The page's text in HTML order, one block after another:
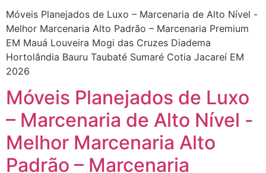
Móveis Planejados de Luxo – Marcenaria de Alto Nível -
Melhor Marcenaria Alto Padrão – Marcenaria Premium
EM Mauá Louveira Mogi das Cruzes Diadema
Hortolândia Bauru Taubaté Sumaré Cotia Jacareí EM
2026
Móveis Planejados de Luxo
– Marcenaria de Alto Nível -
Melhor Marcenaria Alto
Padrão – Marcenaria